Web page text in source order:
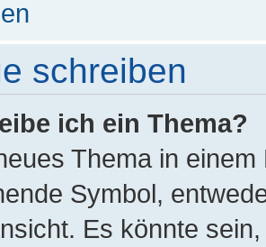
schreiben
ich ein Thema?
Thema in
Symbol,
Es könnte